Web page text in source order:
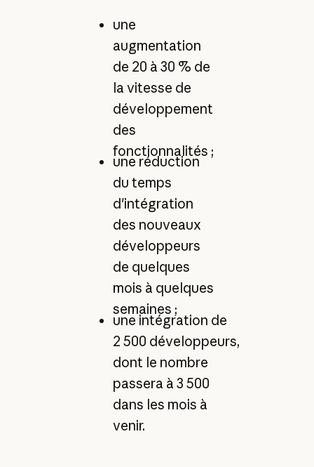
une
augmentation
de 20 à 30 % de
la vitesse de
développement
des
fonctionnalités ;
une réduction
du temps
d'intégration
des nouveaux
développeurs
de quelques
mois à quelques
semaines ;
une intégration de
2 500 développeurs,
dont le nombre
passera à 3 500
dans les mois à
venir.